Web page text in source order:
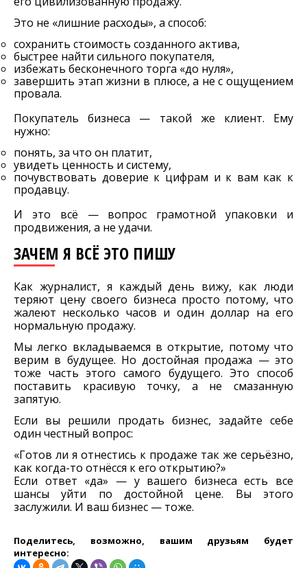
Это не «лишние расходы», а способ:
сохранить стоимость созданного актива,
быстрее найти сильного покупателя,
избежать бесконечного торга «до нуля»,
завершить этап жизни в плюсе, а не с ощущением
провала.
Покупатель бизнеса — такой же клиент. Ему
нужно:
понять, за что он платит,
увидеть ценность и систему,
почувствовать доверие к цифрам и к вам как к
продавцу.
И это всё — вопрос грамотной упаковки и
продвижения, а не удачи.
ЗАЧЕМ Я ВСЁ ЭТО ПИШУ
Как журналист, я каждый день вижу, как люди
теряют цену своего бизнеса просто потому, что
жалеют несколько часов и один доллар на его
нормальную продажу.
Мы легко вкладываемся в открытие, потому что
верим в будущее. Но достойная продажа — это
тоже часть этого самого будущего. Это способ
поставить красивую точку, а не смазанную
запятую.
Если вы решили продать бизнес, задайте себе
один честный вопрос:
«Готов ли я отнестись к продаже так же серьёзно,
как когда-то отнёсся к его открытию?»
Если ответ «да» — у вашего бизнеса есть все
шансы уйти по достойной цене. Вы этого
заслужили. И ваш бизнес — тоже.
Поделитесь, возможно, вашим друзьям будет
интересно: